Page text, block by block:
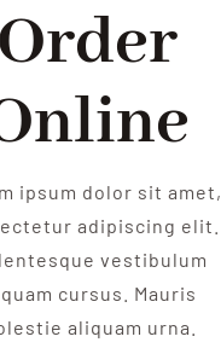
Order
ipsum dolor sit amet,
adipiscing elit.
vestibulum
cursus. Mauris
aliquam urna.